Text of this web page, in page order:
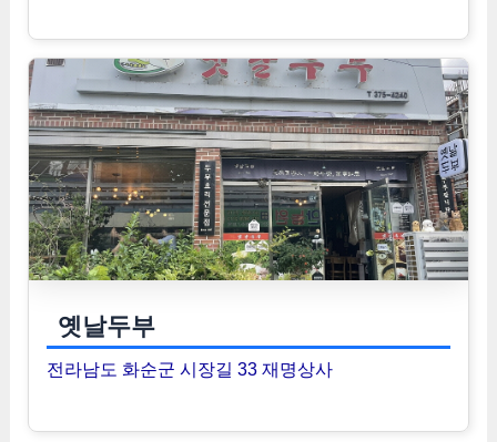
옛날두부
전라남도 화순군 시장길 33 재명상사